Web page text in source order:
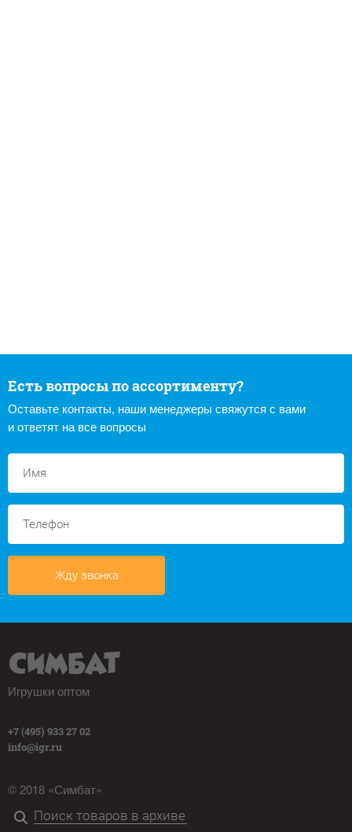
Есть вопросы по ассортименту?
Оставьте контакты, наши менеджеры свяжутся с вами
и ответят на все вопросы
Жду звонка
Игрушки оптом
+7 (495) 933 27 02
info@igr.ru
© 2018 «Симбат»